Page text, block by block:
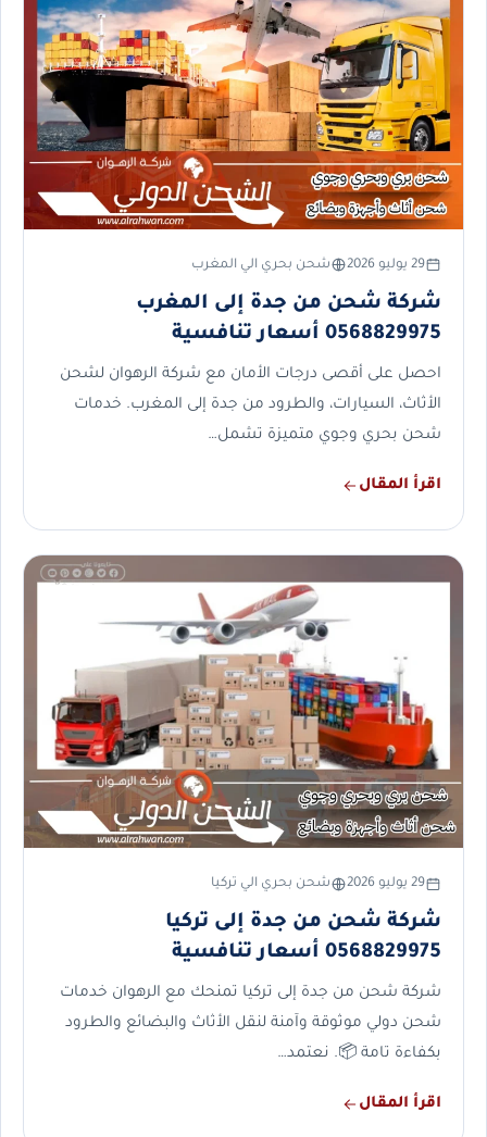
29 يوليو 2026 شحن بحري الي المغرب
شركة شحن من جدة إلى المغرب
0568829975 أسعار تنافسية
احصل على أقصى درجات الأمان مع شركة الرهوان لشحن
الأثاث، السيارات، والطرود من جدة إلى المغرب. خدمات
شحن بحري وجوي متميزة تشمل…
اقرأ المقال
29 يوليو 2026 شحن بحري الي تركيا
شركة شحن من جدة إلى تركيا
0568829975 أسعار تنافسية
شركة شحن من جدة إلى تركيا تمنحك مع الرهوان خدمات
شحن دولي موثوقة وآمنة لنقل الأثاث والبضائع والطرود
بكفاءة تامة 📦. نعتمد…
اقرأ المقال